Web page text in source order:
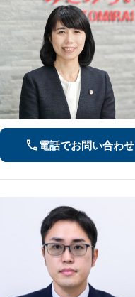
電話でお問い合わせ